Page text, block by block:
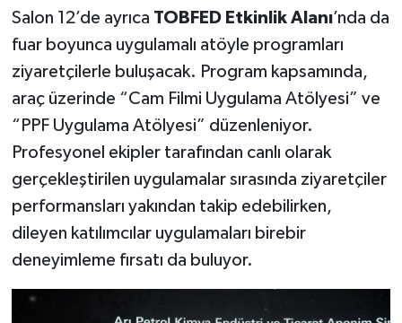
Salon 12’de ayrıca TOBFED Etkinlik Alanı’nda da
fuar boyunca uygulamalı atöyle programları
ziyaretçilerle buluşacak. Program kapsamında,
araç üzerinde “Cam Filmi Uygulama Atölyesi” ve
“PPF Uygulama Atölyesi” düzenleniyor.
Profesyonel ekipler tarafından canlı olarak
gerçekleştirilen uygulamalar sırasında ziyaretçiler
performansları yakından takip edebilirken,
dileyen katılımcılar uygulamaları birebir
deneyimleme fırsatı da buluyor.